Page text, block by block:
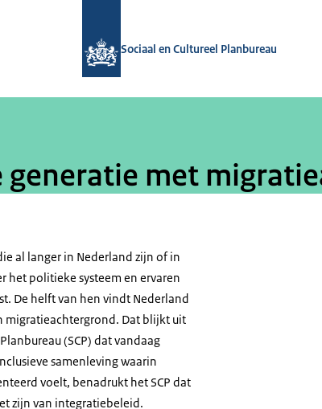
Sociaal en Cultureel Planbureau
met
al langer in Nederland zijn of in
het politieke systeem en ervaren
De helft van hen vindt Nederland
migratieachtergrond. Dat blijkt uit
(SCP) dat vandaag
samenleving waarin
voelt, benadrukt het SCP dat
zijn van integratiebeleid.